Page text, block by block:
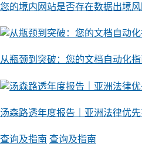
您的境内网站是否存在数据出境风
从瓶颈到突破：您的文档自动化
汤森路透年度报告｜亚洲法律优
查询及指南 查询及指南